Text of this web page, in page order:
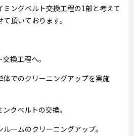
ングベルト交換工程の1部と考えて
頂いております。
換工程へ。
でのクリーニングアップを実施
クベルトの交換。
ームのクリーニングアップ。